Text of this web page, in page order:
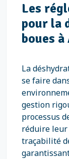
Les
pour la
boues à
La
se faire
gestion
processus
réduire leur
traçabilité